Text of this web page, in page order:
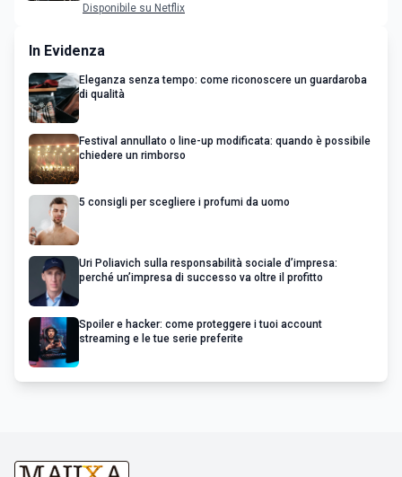
Disponibile su Netflix
In Evidenza
Eleganza senza tempo: come riconoscere un guardaroba
di qualità
Festival annullato o line-up modificata: quando è possibile
chiedere un rimborso
5 consigli per scegliere i profumi da uomo
Uri Poliavich sulla responsabilità sociale d’impresa:
perché un’impresa di successo va oltre il profitto
Spoiler e hacker: come proteggere i tuoi account
streaming e le tue serie preferite